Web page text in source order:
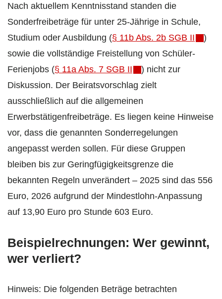
Nach aktuellem Kenntnisstand standen die
Sonderfreibeträge für unter 25-Jährige in Schule,
Studium oder Ausbildung (§ 11b Abs. 2b SGB II
)
sowie die vollständige Freistellung von Schüler-
Ferienjobs (§ 11a Abs. 7 SGB II
) nicht zur
Diskussion. Der Beiratsvorschlag zielt
ausschließlich auf die allgemeinen
Erwerbstätigenfreibeträge. Es liegen keine Hinweise
vor, dass die genannten Sonderregelungen
angepasst werden sollen. Für diese Gruppen
bleiben bis zur Geringfügigkeitsgrenze die
bekannten Regeln unverändert – 2025 sind das 556
Euro, 2026 aufgrund der Mindestlohn-Anpassung
auf 13,90 Euro pro Stunde 603 Euro.
Beispielrechnungen: Wer gewinnt,
wer verliert?
Hinweis: Die folgenden Beträge betrachten